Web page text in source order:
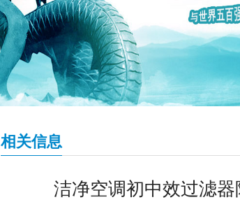
相关信息
洁净空调初中效过滤